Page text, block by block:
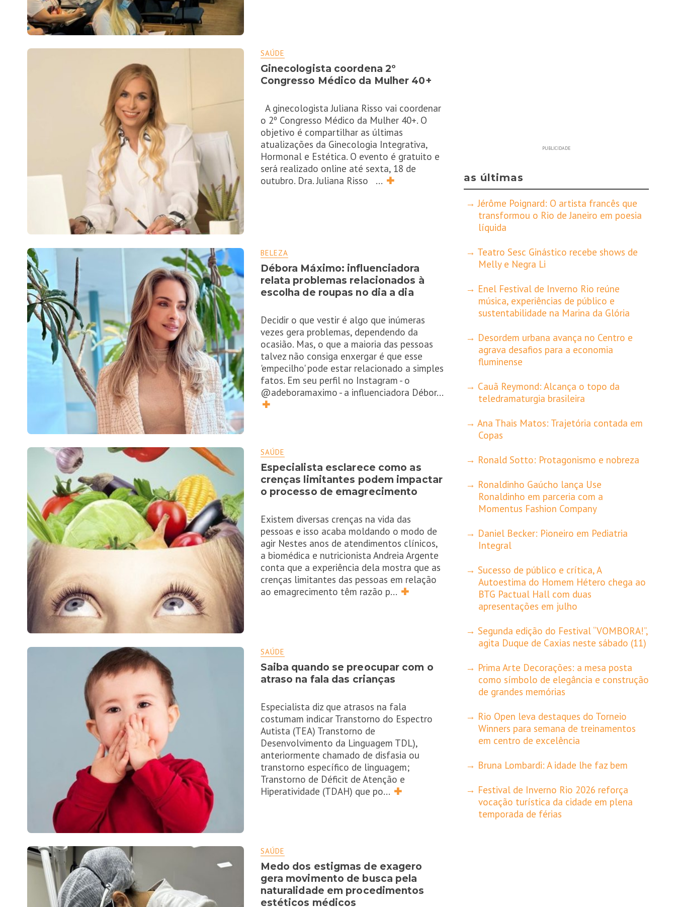
SAÚDE
Ginecologista coordena 2º
Congresso Médico da Mulher 40+
A ginecologista Juliana Risso vai coordenar
o 2º Congresso Médico da Mulher 40+. O
objetivo é compartilhar as últimas
atualizações da Ginecologia Integrativa,
Hormonal e Estética. O evento é gratuito e
será realizado online até sexta, 18 de
outubro. Dra. Juliana Risso ... ✚
BELEZA
Débora Máximo: influenciadora
relata problemas relacionados à
escolha de roupas no dia a dia
Decidir o que vestir é algo que inúmeras
vezes gera problemas, dependendo da
ocasião. Mas, o que a maioria das pessoas
talvez não consiga enxergar é que esse
'empecilho' pode estar relacionado a simples
fatos. Em seu perfil no Instagram - o
@adeboramaximo - a influenciadora Débor...
✚
SAÚDE
Especialista esclarece como as
crenças limitantes podem impactar
o processo de emagrecimento
Existem diversas crenças na vida das
pessoas e isso acaba moldando o modo de
agir Nestes anos de atendimentos clínicos,
a biomédica e nutricionista Andreia Argente
conta que a experiência dela mostra que as
crenças limitantes das pessoas em relação
ao emagrecimento têm razão p... ✚
SAÚDE
Saiba quando se preocupar com o
atraso na fala das crianças
Especialista diz que atrasos na fala
costumam indicar Transtorno do Espectro
Autista (TEA) Transtorno de
Desenvolvimento da Linguagem TDL),
anteriormente chamado de disfasia ou
transtorno específico de linguagem;
Transtorno de Déficit de Atenção e
Hiperatividade (TDAH) que po... ✚
SAÚDE
Medo dos estigmas de exagero
gera movimento de busca pela
naturalidade em procedimentos
estéticos médicos
PUBLICIDADE
as últimas
Jérôme Poignard: O artista francês que
transformou o Rio de Janeiro em poesia
líquida
Teatro Sesc Ginástico recebe shows de
Melly e Negra Li
Enel Festival de Inverno Rio reúne
música, experiências de público e
sustentabilidade na Marina da Glória
Desordem urbana avança no Centro e
agrava desafios para a economia
fluminense
Cauã Reymond: Alcança o topo da
teledramaturgia brasileira
Ana Thais Matos: Trajetória contada em
Copas
Ronald Sotto: Protagonismo e nobreza
Ronaldinho Gaúcho lança Use
Ronaldinho em parceria com a
Momentus Fashion Company
Daniel Becker: Pioneiro em Pediatria
Integral
Sucesso de público e crítica, A
Autoestima do Homem Hétero chega ao
BTG Pactual Hall com duas
apresentações em julho
Segunda edição do Festival “VOMBORA!”,
agita Duque de Caxias neste sábado (11)
Prima Arte Decorações: a mesa posta
como símbolo de elegância e construção
de grandes memórias
Rio Open leva destaques do Torneio
Winners para semana de treinamentos
em centro de excelência
Bruna Lombardi: A idade lhe faz bem
Festival de Inverno Rio 2026 reforça
vocação turística da cidade em plena
temporada de férias